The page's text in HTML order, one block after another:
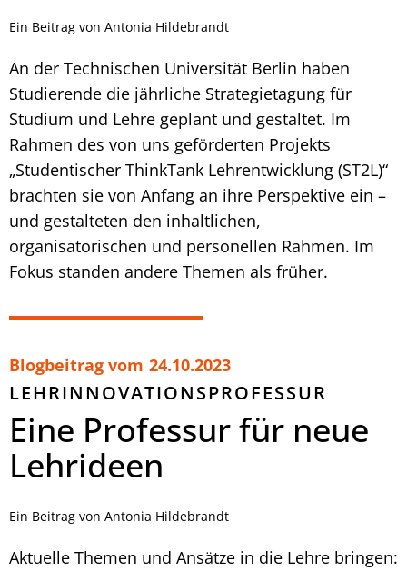
Ein Beitrag von Antonia Hildebrandt
An der Technischen Universität Berlin haben
Studierende die jährliche Strategietagung für
Studium und Lehre geplant und gestaltet. Im
Rahmen des von uns geförderten Projekts
„Studentischer ThinkTank Lehrentwicklung (ST2L)“
brachten sie von Anfang an ihre Perspektive ein –
und gestalteten den inhaltlichen,
organisatorischen und personellen Rahmen. Im
Fokus standen andere Themen als früher.
Blogbeitrag vom 24.10.2023
LEHRINNOVATIONSPROFESSUR
Eine Professur für neue
Lehrideen
Ein Beitrag von Antonia Hildebrandt
Aktuelle Themen und Ansätze in die Lehre bringen: